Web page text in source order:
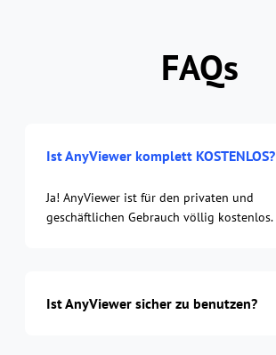
FAQs
Ist AnyViewer komplett KOSTENLOS?
Ja! AnyViewer ist für den privaten und
geschäftlichen Gebrauch völlig kostenlos.
Ist AnyViewer sicher zu benutzen?